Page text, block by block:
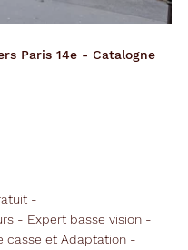
Paris 14e - Catalogne
Expert basse vision
casse et Adaptation